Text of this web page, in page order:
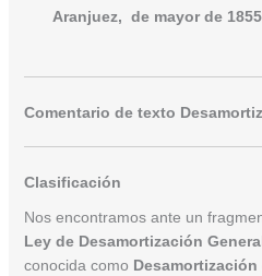
Aranjuez, de mayor de
Comentario de texto
Clasificación
Nos encontramos ante un
Ley de Desamortización
conocida como Desamortización